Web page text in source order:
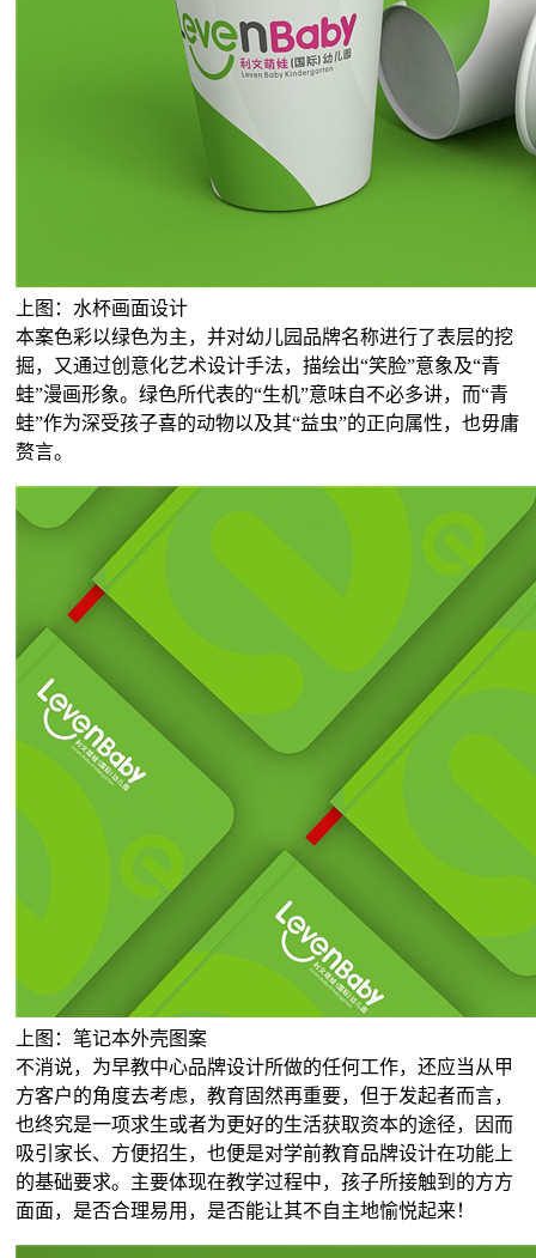
上图：水杯画面设计
本案色彩以绿色为主，并对幼儿园品牌名称进行了表层的挖
掘，又通过创意化艺术设计手法，描绘出“笑脸”意象及“青
蛙”漫画形象。绿色所代表的“生机”意味自不必多讲，而“青
蛙”作为深受孩子喜的动物以及其“益虫”的正向属性，也毋庸
赘言。
上图：笔记本外壳图案
不消说，为早教中心品牌设计所做的任何工作，还应当从甲
方客户的角度去考虑，教育固然再重要，但于发起者而言，
也终究是一项求生或者为更好的生活获取资本的途径，因而
吸引家长、方便招生，也便是对学前教育品牌设计在功能上
的基础要求。主要体现在教学过程中，孩子所接触到的方方
面面，是否合理易用，是否能让其不自主地愉悦起来！